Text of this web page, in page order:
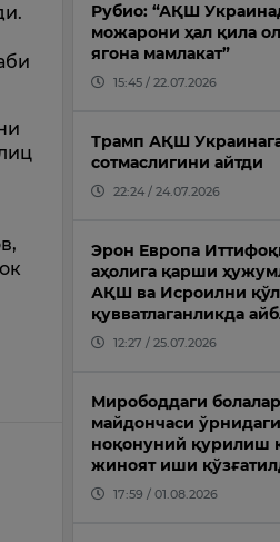
Рубио: “АҚШ
можарони ҳал қила
ягона мамлакат”
15:45 / 22.07.2026
Трамп АҚШ
сотмаслигини айтди
22:24 / 24.07.2026
Эрон Европа
аҳолига қарши
АҚШ ва Исроилни
қувватлаганликда
12:27 / 25.07.2026
Мирободдаги болалар
майдончаси ўрнидаги
ноқонуний қурилиш
жиноят иши
17:59 / 01.08.2026